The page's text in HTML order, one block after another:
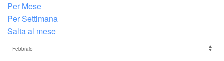
Per Mese
Per Settimana
Salta al mese